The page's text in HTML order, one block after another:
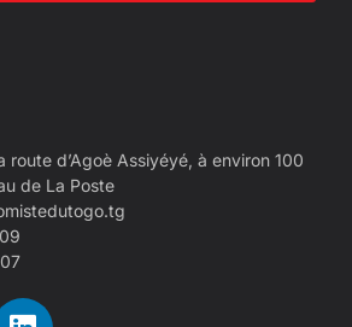
route d’Agoè Assiyéyé, à environ 100
de La Poste